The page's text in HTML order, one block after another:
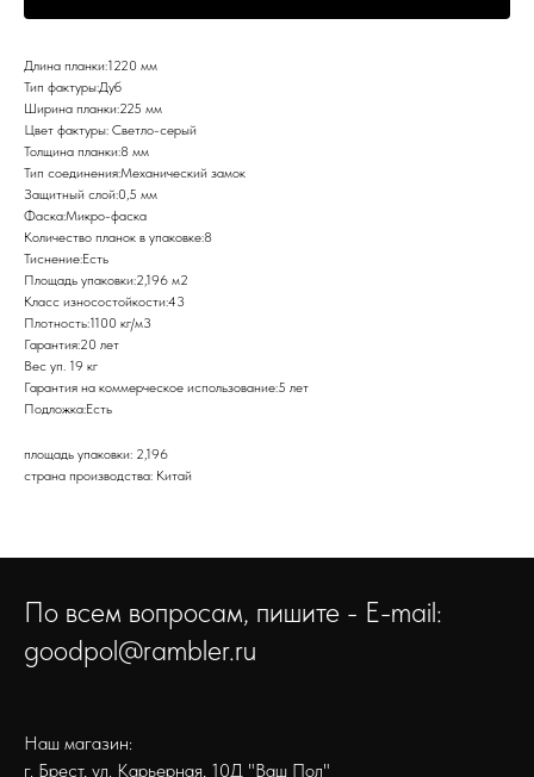
Длина планки:1220 мм
Тип фактуры:Дуб
Ширина планки:225 мм
Цвет фактуры: Светло-серый
Толщина планки:8 мм
Тип соединения:Механический замок
Защитный слой:0,5 мм
Фаска:Микро-фаска
Количество планок в упаковке:8
Тиснение:Есть
Площадь упаковки:2,196 м2
Класс износостойкости:43
Плотность:1100 кг/м3
Гарантия:20 лет
Вес уп. 19 кг
Гарантия на коммерческое использование:5 лет
Подложка:Есть
площадь упаковки: 2,196
страна производства: Китай
По всем вопросам, пишите - E-mail:
goodpol@rambler.ru
Наш магазин:
г. Брест, ул. Карьерная, 10Д "Ваш Пол"